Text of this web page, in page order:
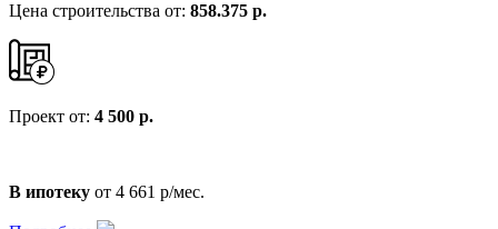
Цена строительства от: 858.375 р.
Проект от: 4 500 р.
В ипотеку от 4 661 р/мес.